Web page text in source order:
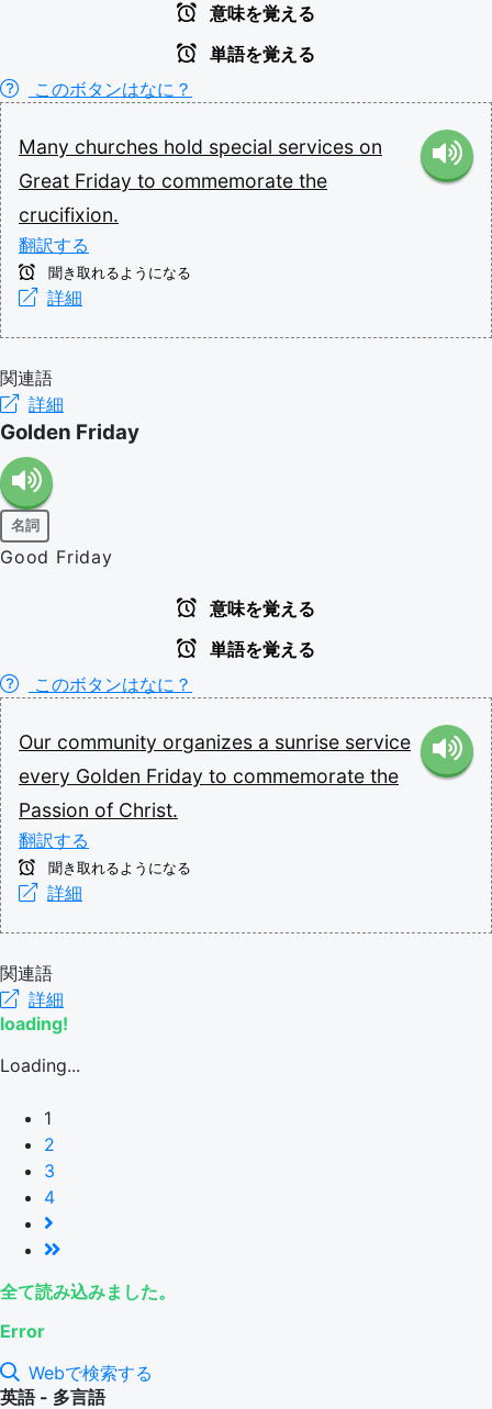
意味を覚える
単語を覚える
このボタンはなに？
Many churches hold special services on
Great Friday to commemorate the
crucifixion.
翻訳する
聞き取れるようになる
詳細
関連語
詳細
Golden Friday
名詞
Good Friday
意味を覚える
単語を覚える
このボタンはなに？
Our community organizes a sunrise service
every Golden Friday to commemorate the
Passion of Christ.
翻訳する
聞き取れるようになる
詳細
関連語
詳細
loading!
Loading...
1
2
3
4
全て読み込みました。
Error
Webで検索する
英語 - 多言語